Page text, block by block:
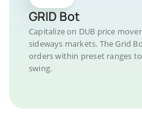
GRID Bot
Capitalize on DUB price
sideways markets. The Grid
orders within preset ranges
swing.